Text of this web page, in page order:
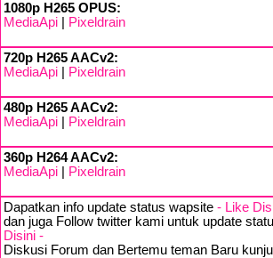
1080p H265 OPUS:
MediaApi
Pixeldrain
720p H265 AACv2:
MediaApi
Pixeldrain
480p H265 AACv2:
MediaApi
Pixeldrain
360p H264 AACv2:
MediaApi
Pixeldrain
Dapatkan info update status wapsite - Like
dan juga Follow twitter kami untuk update
Disini -
Diskusi Forum dan Bertemu teman Baru